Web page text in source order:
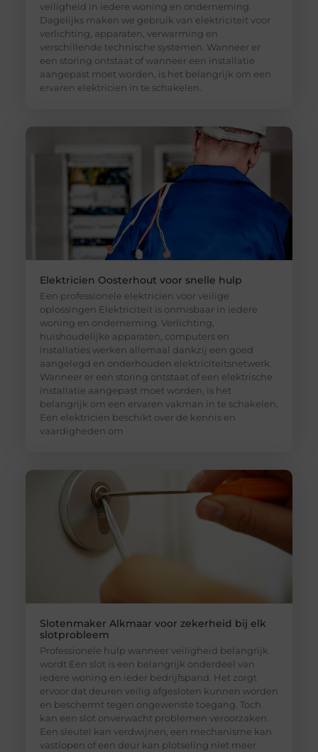
veiligheid in iedere woning en onderneming.
Dagelijks maken we gebruik van elektriciteit voor
verlichting, apparaten, verwarming en
verschillende technische systemen. Wanneer er
een storing ontstaat of wanneer een installatie
aangepast moet worden, is het belangrijk om een
ervaren elektricien in te schakelen.
Elektricien Oosterhout voor snelle hulp
Een professionele elektricien voor veilige
oplossingen Elektriciteit is onmisbaar in iedere
woning en onderneming. Verlichting,
huishoudelijke apparaten, computers en
installaties werken allemaal dankzij een goed
aangelegd en onderhouden elektriciteitsnetwerk.
Wanneer er een storing ontstaat of een elektrische
installatie aangepast moet worden, is het
belangrijk om een ervaren vakman in te schakelen.
Een elektricien beschikt over de kennis en
vaardigheden om
Slotenmaker Alkmaar voor zekerheid bij elk
slotprobleem
Professionele hulp wanneer veiligheid belangrijk
wordt Een slot is een belangrijk onderdeel van
iedere woning en ieder bedrijfspand. Het zorgt
ervoor dat deuren veilig afgesloten kunnen worden
en beschermt tegen ongewenste toegang. Toch
kan een slot onverwacht problemen veroorzaken.
Een sleutel kan verdwijnen, een mechanisme kan
vastlopen of een deur kan plotseling niet meer